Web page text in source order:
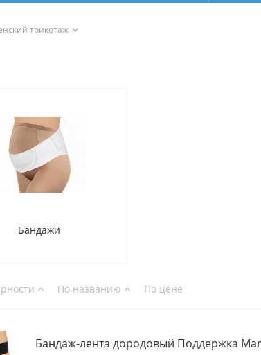
трикотаж
Бандажи
По названию По цене
Бандаж-лента дородовый Поддержка